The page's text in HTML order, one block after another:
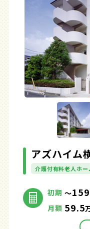
アズハイム
介護付有料老人ホー
初期 ～
月額 59.5